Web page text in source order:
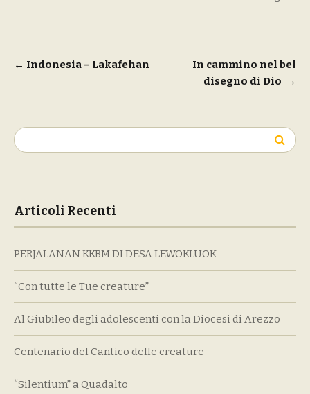
Navigazione
← Indonesia – Lakafehan
In cammino nel bel
disegno di Dio →
Ricerca
per:
Articoli Recenti
PERJALANAN KKBM DI DESA LEWOKLUOK
“Con tutte le Tue creature”
Al Giubileo degli adolescenti con la Diocesi di Arezzo
Centenario del Cantico delle creature
“Silentium” a Quadalto